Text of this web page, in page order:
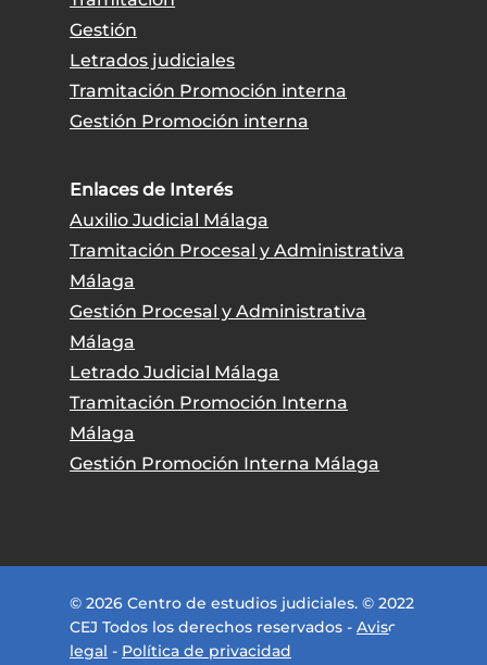
Gestión
Letrados judiciales
Tramitación Promoción interna
Gestión Promoción interna
Enlaces de Interés
Auxilio Judicial Málaga
Tramitación Procesal y Administrativa
Málaga
Gestión Procesal y Administrativa
Málaga
Letrado Judicial Málaga
Tramitación Promoción Interna
Málaga
Gestión Promoción Interna Málaga
© 2026 Centro de estudios judiciales. © 2022
CEJ Todos los derechos reservados - Aviso
legal - Política de privacidad